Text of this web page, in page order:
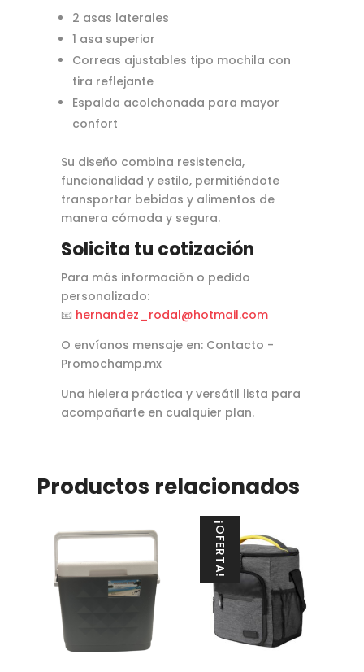
2 asas laterales
1 asa superior
Correas ajustables tipo mochila con
tira reflejante
Espalda acolchonada para mayor
confort
Su diseño combina resistencia,
funcionalidad y estilo, permitiéndote
transportar bebidas y alimentos de
manera cómoda y segura.
Solicita tu cotización
Para más información o pedido
personalizado:
📧 hernandez_rodal@hotmail.com
O envíanos mensaje en: Contacto -
Promochamp.mx
Una hielera práctica y versátil lista para
acompañarte en cualquier plan.
Productos relacionados
¡OFERTA!